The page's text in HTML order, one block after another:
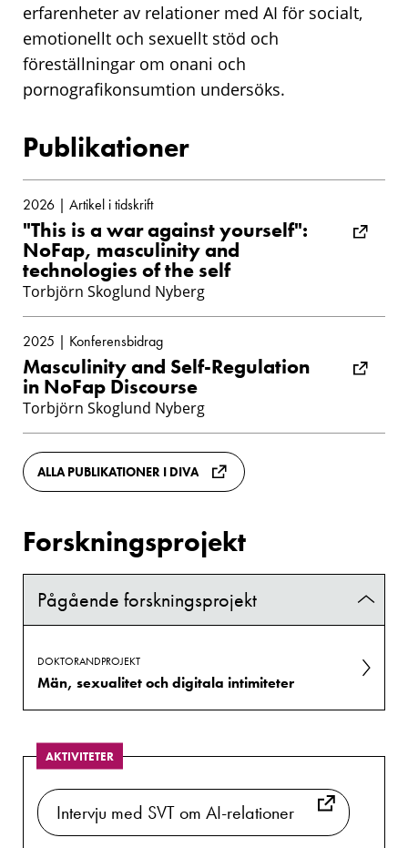
erfarenheter av relationer med AI för socialt,
emotionellt och sexuellt stöd och
föreställningar om onani och
pornografikonsumtion undersöks.
Publikationer
2026 | Artikel i tidskrift
"This is a war against yourself":
NoFap, masculinity and
technologies of the self
Torbjörn Skoglund Nyberg
2025 | Konferensbidrag
Masculinity and Self-Regulation
in NoFap Discourse
Torbjörn Skoglund Nyberg
ALLA PUBLIKATIONER I DIVA
Forskningsprojekt
Pågående forskningsprojekt
DOKTORANDPROJEKT
Män, sexualitet och digitala intimiteter
AKTIVITETER
Intervju med SVT om AI-relationer